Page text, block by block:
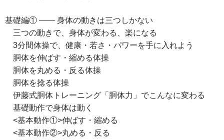
基礎編① ―― 身体の動きは三つしかない
三つの動きで、身体が変わる、楽になる
3分間体操で、健康・若さ・パワーを手に入れよう
胴体を伸ばす・縮める体操
胴体を丸める・反る体操
胴体を捻る体操
伊藤式胴体トレーニング「胴体力」でこんなに変わる
基礎動作で身体は動く
<基本動作①>伸ばす・縮める
<基本動作②>丸める・反る